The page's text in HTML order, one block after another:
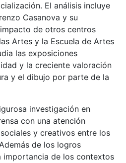
El análisis incluye
Casanova y su
de otros centros
Artes y la Escuela de Artes
las exposiciones
y la creciente valoración
y el dibujo por parte de la
investigación en
con una atención
y creativos entre los
de los logros
importancia de los contextos